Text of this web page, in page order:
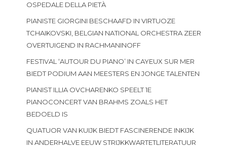
OSPEDALE DELLA PIETÀ
PIANISTE GIORGINI BESCHAAFD IN VIRTUOZE
TCHAIKOVSKI, BELGIAN NATIONAL ORCHESTRA ZEER
OVERTUIGEND IN RACHMANINOFF
FESTIVAL ‘AUTOUR DU PIANO’ IN CAYEUX SUR MER
BIEDT PODIUM AAN MEESTERS EN JONGE TALENTEN
PIANIST ILLIA OVCHARENKO SPEELT 1E
PIANOCONCERT VAN BRAHMS ZOALS HET
BEDOELD IS
QUATUOR VAN KUIJK BIEDT FASCINERENDE INKIJK
IN ANDERHALVE EEUW STRIJKKWARTETLITERATUUR